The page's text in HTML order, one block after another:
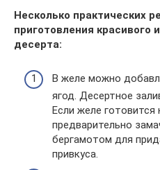
Несколько практических
приготовления красивого
десерта:
В желе можно
ягод. Десертное
Если желе готовится
предварительно
бергамотом для
привкуса.